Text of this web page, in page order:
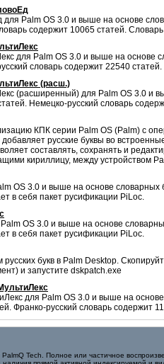
Palm OS 3.0 и выше на основе
содержит 10065 статей.
для Palm OS 3.0 и выше на
словарь содержит 22540 статей.
(расш.)
(расширенный) для Palm OS 3.0
Немецко-русский словарь
КПК серии Palm OS (Palm) c
русские буквы во
составлять, сохранять и
кириллицу, между устройством
OS 3.0 и выше на основе
в себя пакет русификации PiLoc.
OS 3.0 и выше на основе
в себя пакет русификации PiLoc.
букв в Palm Desktop.
и запустите dskpatch.exe
для Palm OS 3.0 и выше на
Франко-русский словарь содержит
Tech. Полное или частичное